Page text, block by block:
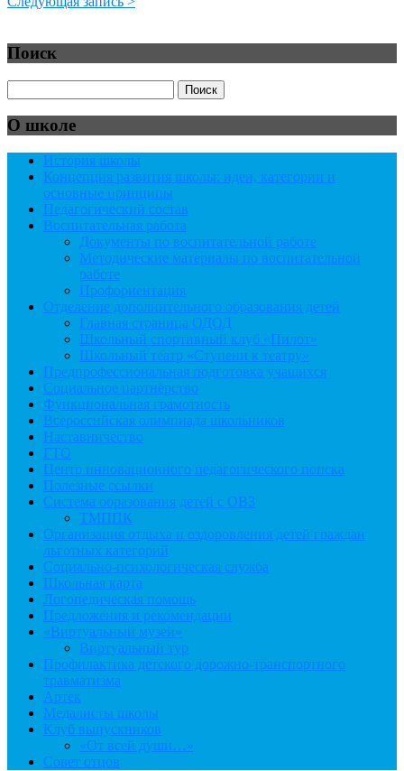
Поиск
О школе
История школы
Концепция развития школы: идеи, категории и
основные принципы
Педагогический состав
Воспитательная работа
Документы по воспитательной работе
Методические материалы по воспитательной
работе
Профориентация
Отделение дополнительного образования детей
Главная страница ОДОД
Школьный спортивный клуб «Пилот»
Школьный театр «Ступени к театру»
Предпрофессиональная подготовка учащихся
Социальное партнёрство
Функциональная грамотность
Всероссийская олимпиада школьников
Наставничество
ГТО
Центр инновационного педагогического поиска
Полезные ссылки
Система образования детей с ОВЗ
ТМППК
Организация отдыха и оздоровления детей граждан
льготных категорий
Социально-психологическая служба
Школьная карта
Логопедическая помощь
Предложения и рекомендации
«Виртуальный музей»
Виртуальный тур
Профилактика детского дорожно-транспортного
травматизма
Артек
Медалисты школы
Клуб выпускников
«От всей души…»
Совет отцов